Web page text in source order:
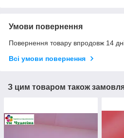
Умови повернення
Повернення товару впродовж 14
Всі умови повернення
З цим товаром також